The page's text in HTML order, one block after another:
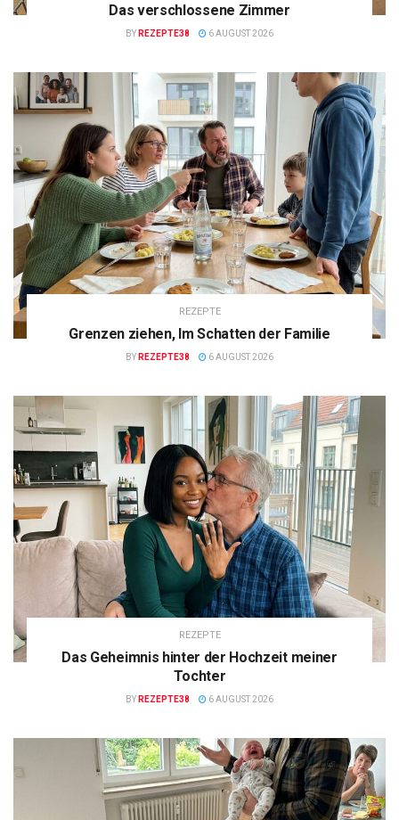
Das verschlossene Zimmer
BY REZEPTE38 6 AUGUST 2026
REZEPTE
Grenzen ziehen, Im Schatten der Familie
BY REZEPTE38 6 AUGUST 2026
REZEPTE
Das Geheimnis hinter der Hochzeit meiner
Tochter
BY REZEPTE38 6 AUGUST 2026